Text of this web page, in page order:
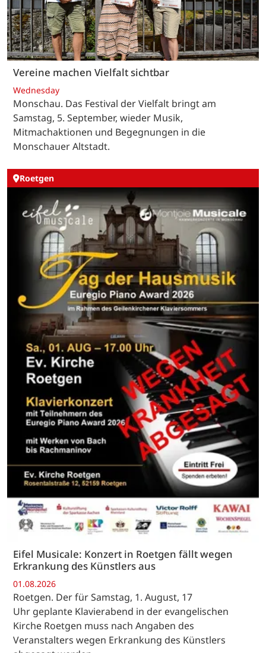
Vereine machen Vielfalt sichtbar
Wednesday
Monschau. Das Festival der Vielfalt bringt am
Samstag, 5. September, wieder Musik,
Mitmachaktionen und Begegnungen in die
Monschauer Altstadt.
Roetgen
Eifel Musicale: Konzert in Roetgen fällt wegen
Erkrankung des Künstlers aus
01.08.2026
Roetgen. Der für Samstag, 1. August, 17
Uhr geplante Klavierabend in der evangelischen
Kirche Roetgen muss nach Angaben des
Veranstalters wegen Erkrankung des Künstlers